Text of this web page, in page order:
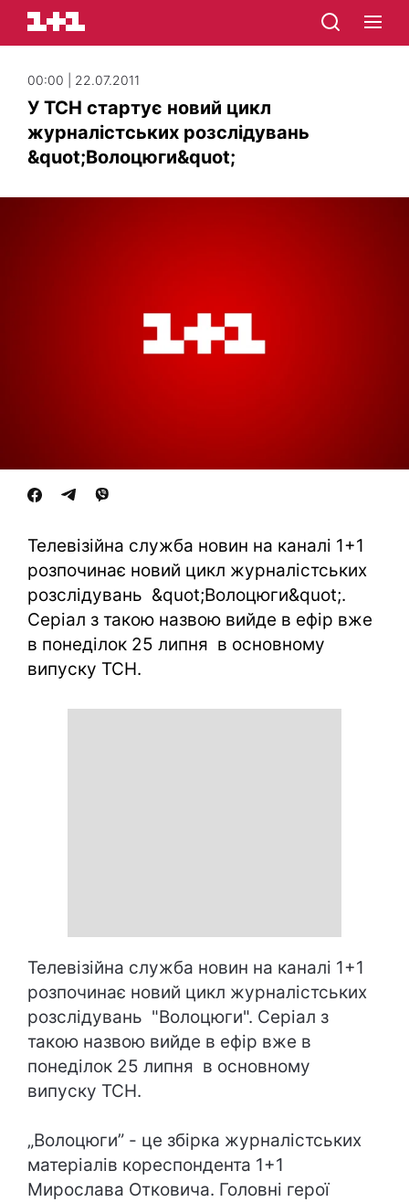
00:00 | 22.07.2011
У ТСН стартує новий цикл
журналістських розслідувань
&quot;Волоцюги&quot;
Телевізійна служба новин на каналі 1+1
розпочинає новий цикл журналістських
розслідувань &quot;Волоцюги&quot;.
Серіал з такою назвою вийде в ефір вже
в понеділок 25 липня в основному
випуску ТСН.
Телевізійна служба новин на каналі 1+1
розпочинає новий цикл журналістських
розслідувань "Волоцюги". Серіал з
такою назвою вийде в ефір вже в
понеділок 25 липня в основному
випуску ТСН.
„Волоцюги” - це збірка журналістських
матеріалів кореспондента 1+1
Мирослава Отковича. Головні герої